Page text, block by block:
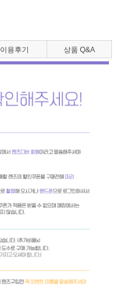
이용후기 상품 Q&A